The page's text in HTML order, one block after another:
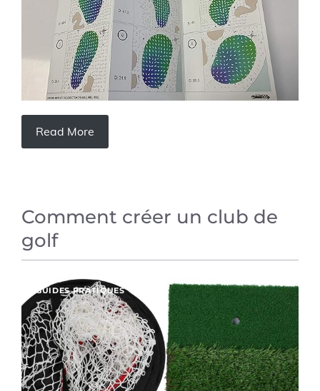
Read More
Comment créer un club de
golf
GUIDES PRATIQUES